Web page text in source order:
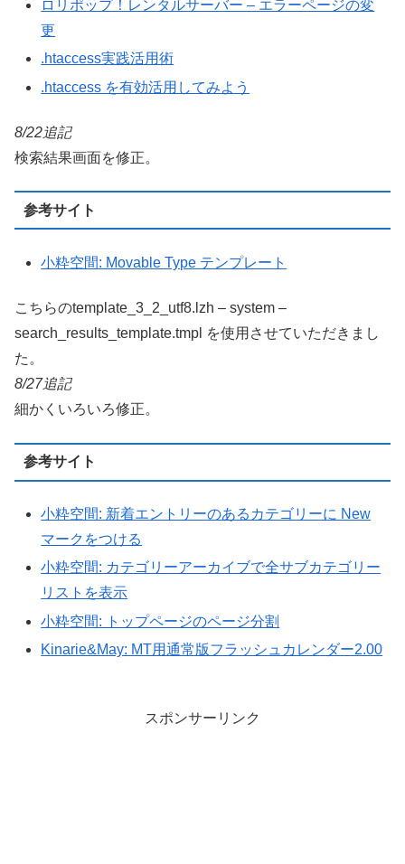
ロリポップ！レンタルサーバー – エラーページの変
更
.htaccess実践活用術
.htaccess を有効活用してみよう
8/22追記
検索結果画面を修正。
参考サイト
小粋空間: Movable Type テンプレート
こちらのtemplate_3_2_utf8.lzh – system –
search_results_template.tmpl を使用させていただきまし
た。
8/27追記
細かくいろいろ修正。
参考サイト
小粋空間: 新着エントリーのあるカテゴリーに New
マークをつける
小粋空間: カテゴリーアーカイブで全サブカテゴリー
リストを表示
小粋空間: トップページのページ分割
Kinarie&May: MT用通常版フラッシュカレンダー2.00
スポンサーリンク